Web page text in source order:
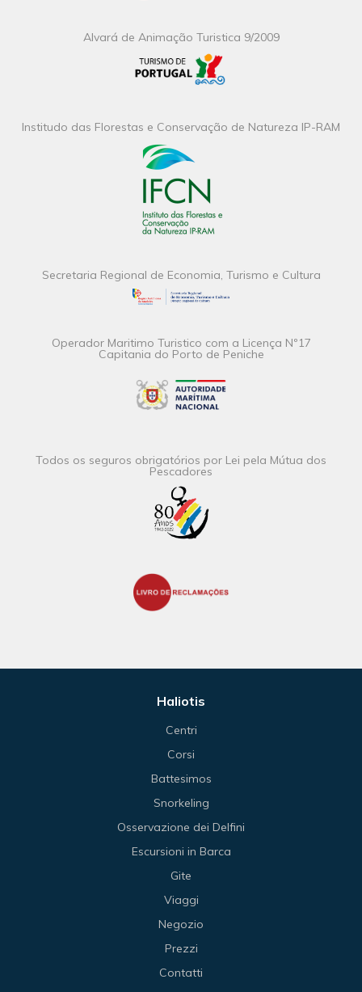
Alvará de Animação Turistica 9/2009
Institudo das Florestas e Conservação de Natureza IP-RAM
Secretaria Regional de Economia, Turismo e Cultura
Operador Maritimo Turistico com a Licença Nº17
Capitania do Porto de Peniche
Todos os seguros obrigatórios por Lei pela Mútua dos
Pescadores
Haliotis
Centri
Corsi
Battesimos
Snorkeling
Osservazione dei Delfini
Escursioni in Barca
Gite
Viaggi
Negozio
Prezzi
Contatti